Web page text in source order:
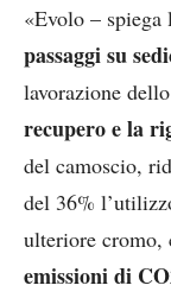
«Evolo – spiega
passaggi su
lavorazione
recupero e la
del camoscio,
del 36%
ulteriore cromo,
emissioni di